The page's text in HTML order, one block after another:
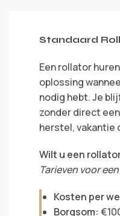
Standaard
Een rollator
oplossing
nodig hebt. Je
zonder direct
herstel, vakantie
Wilt u een
Tarieven voor
Kosten per
Borgsom: